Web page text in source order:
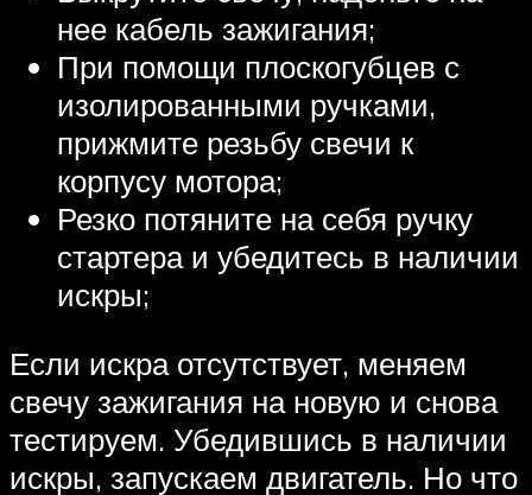
нее кабель зажигания;
При помощи плоскогубцев с
изолированными ручками,
прижмите резьбу свечи к
корпусу мотора;
Резко потяните на себя ручку
стартера и убедитесь в наличии
искры;
Если искра отсутствует, меняем
свечу зажигания на новую и снова
тестируем. Убедившись в наличии
искры, запускаем двигатель. Но что